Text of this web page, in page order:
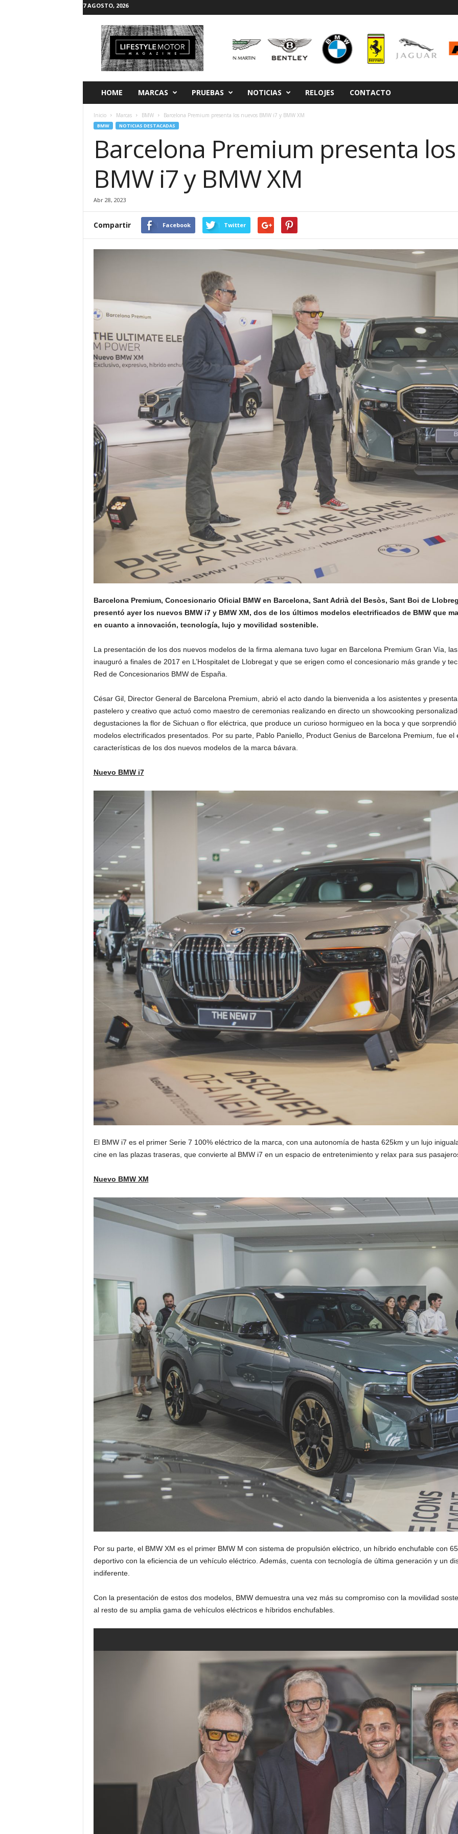
7 AGOSTO, 2026
HOME MARCAS PRUEBAS NOTICIAS RELOJES CONTACTO
Inicio Marcas BMW Barcelona Premium presenta los nuevos BMW i7 y BMW XM
BMW NOTICIAS DESTACADAS
Barcelona Premium presenta
BMW i7 y BMW XM
Abr 28, 2023
Compartir Facebook Twitter
Barcelona Premium, Concesionario Oficial BMW en Barcelona, Sant Adrià del Besòs, Sant Boi de
presentó ayer los nuevos BMW i7 y BMW XM, dos de los últimos modelos electrificados de BMW que
en cuanto a innovación, tecnología, lujo y movilidad sostenible.
La presentación de los dos nuevos modelos de la firma alemana tuvo lugar en Barcelona Premium Gran Vía,
inauguró a finales de 2017 en L’Hospitalet de Llobregat y que se erigen como el concesionario más grande y
Red de Concesionarios BMW de España.
César Gil, Director General de Barcelona Premium, abrió el acto dando la bienvenida a los asistentes y
pastelero y creativo que actuó como maestro de ceremonias realizando en directo un showcooking
degustaciones la flor de Sichuan o flor eléctrica, que produce un curioso hormigueo en la boca y que
modelos electrificados presentados. Por su parte, Pablo Paniello, Product Genius de Barcelona Premium, fue
características de los dos nuevos modelos de la marca bávara.
Nuevo BMW i7
El BMW i7 es el primer Serie 7 100% eléctrico de la marca, con una autonomía de hasta 625km y un lujo
cine en las plazas traseras, que convierte al BMW i7 en un espacio de entretenimiento y relax para sus
Nuevo BMW XM
Por su parte, el BMW XM es el primer BMW M con sistema de propulsión eléctrico, un híbrido enchufable con
deportivo con la eficiencia de un vehículo eléctrico. Además, cuenta con tecnología de última generación y un
indiferente.
Con la presentación de estos dos modelos, BMW demuestra una vez más su compromiso con la movilidad
al resto de su amplia gama de vehículos eléctricos e híbridos enchufables.